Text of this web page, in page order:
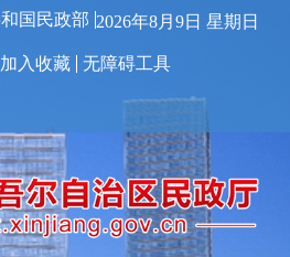
国民政部 2026年8月9日 星期日
加入收藏 无障碍工具